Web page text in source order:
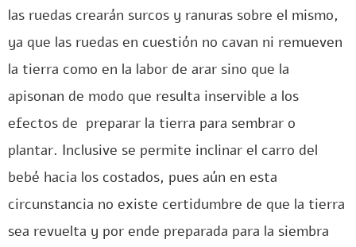
las ruedas crearán surcos y ranuras sobre el mismo,
ya que las ruedas en cuestión no cavan ni remueven
la tierra como en la labor de arar sino que la
apisonan de modo que resulta inservible a los
efectos de preparar la tierra para sembrar o
plantar. Inclusive se permite inclinar el carro del
bebé hacia los costados, pues aún en esta
circunstancia no existe certidumbre de que la tierra
sea revuelta y por ende preparada para la siembra